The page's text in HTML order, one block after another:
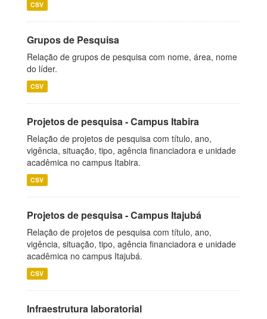
CSV
Grupos de Pesquisa
Relação de grupos de pesquisa com nome, área, nome
do líder.
CSV
Projetos de pesquisa - Campus Itabira
Relação de projetos de pesquisa com título, ano,
vigência, situação, tipo, agência financiadora e unidade
acadêmica no campus Itabira.
CSV
Projetos de pesquisa - Campus Itajubá
Relação de projetos de pesquisa com título, ano,
vigência, situação, tipo, agência financiadora e unidade
acadêmica no campus Itajubá.
CSV
Infraestrutura laboratorial